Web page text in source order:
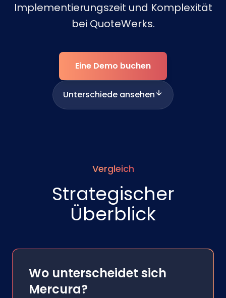
Implementierungszeit und Komplexität
bei QuoteWerks.
Eine Demo buchen
Unterschiede ansehen
Vergleich
Strategischer
Überblick
Wo unterscheidet sich
Mercura?